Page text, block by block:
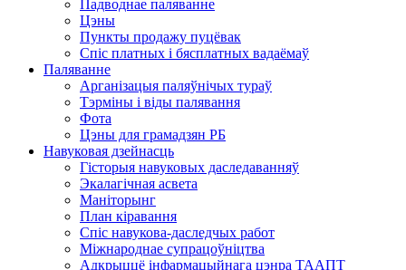
Падводнае паляванне
Цэны
Пункты продажу пуцёвак
Спіс платных і бясплатных вадаёмаў
Паляванне
Арганізацыя паляўнічых тураў
Тэрміны і віды палявання
Фота
Цэны для грамадзян РБ
Навуковая дзейнасць
Гісторыя навуковых даследаванняў
Экалагічная асвета
Маніторынг
План кіравання
Спіс навукова-даследчых работ
Міжнароднае супрацоўніцтва
Адкрыццё інфармацыйнага цэнра ТААПТ